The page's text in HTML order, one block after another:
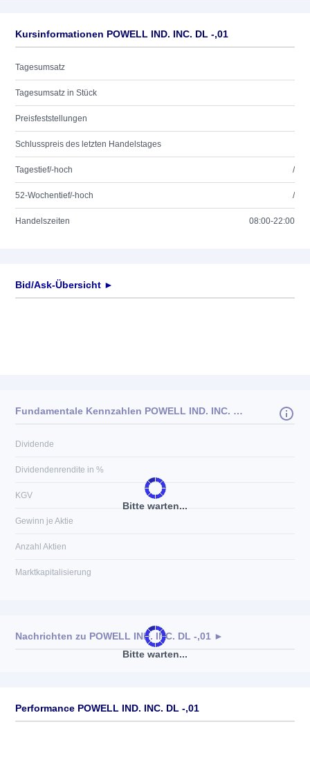
Kursinformationen POWELL IND. INC. DL -,01
Tagesumsatz
Tagesumsatz in Stück
Preisfeststellungen
Schlusspreis des letzten Handelstages
Tagestief/-hoch /
52-Wochentief/-hoch /
Handelszeiten 08:00-22:00
Bid/Ask-Übersicht ►
Bitte warten...
Fundamentale Kennzahlen POWELL IND. INC. DL -,01
Dividende
Dividendenrendite in %
KGV
Gewinn je Aktie
Anzahl Aktien
Marktkapitalisierung
Bitte warten...
Nachrichten zu POWELL IND. INC. DL -,01 ►
Performance POWELL IND. INC. DL -,01